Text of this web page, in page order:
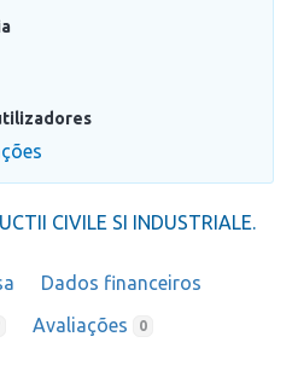
CIVILE SI INDUSTRIALE.
Dados financeiros
Avaliações 0